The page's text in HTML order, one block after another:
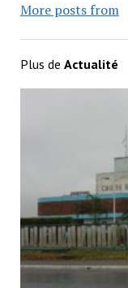
More posts from
Plus de Actualité